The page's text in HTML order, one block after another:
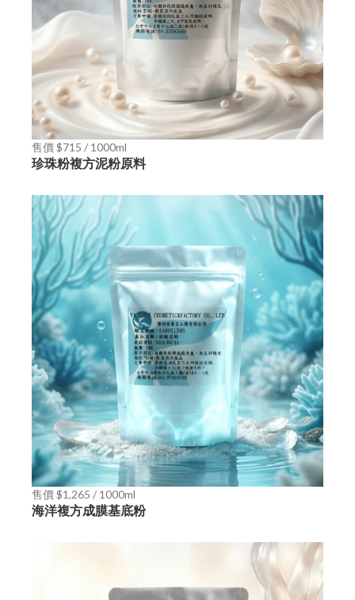
售價 $715 / 1000ml
珍珠粉複方泥粉原料
售價 $1,265 / 1000ml
海洋複方成膜基底粉